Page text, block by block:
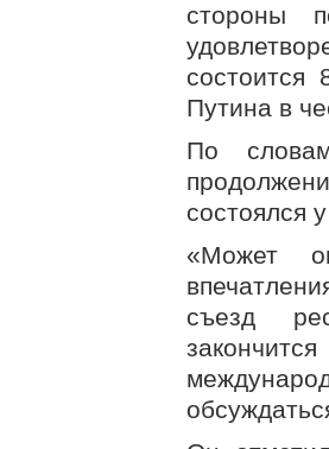
стороны
Путина в
По
состоялся
«Может
съезд